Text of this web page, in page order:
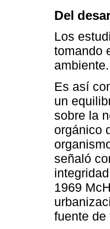
Del
Los
tomando
ambiente.
Es así
un
sobre la
orgánico
señaló
1969
fuente de